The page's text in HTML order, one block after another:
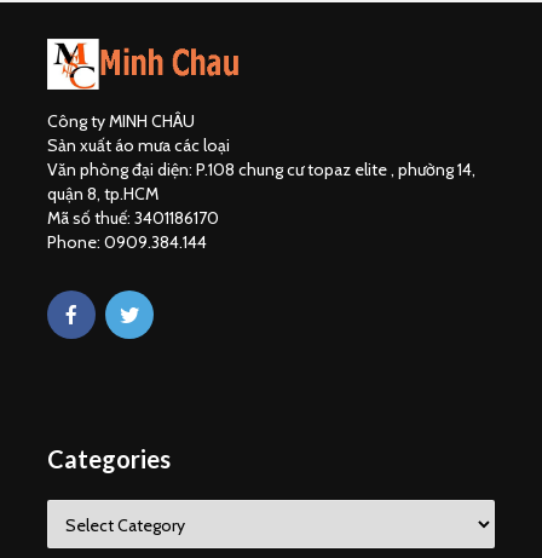
Công ty MINH CHÂU
Sản xuất áo mưa các loại
Văn phòng đại diện: P.108 chung cư topaz elite , phường 14,
quận 8, tp.HCM
Mã số thuế: 3401186170
Phone: 0909.384.144
Categories